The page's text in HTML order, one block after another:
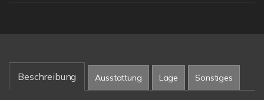
Beschreibung Ausstattung Lage Sonstiges